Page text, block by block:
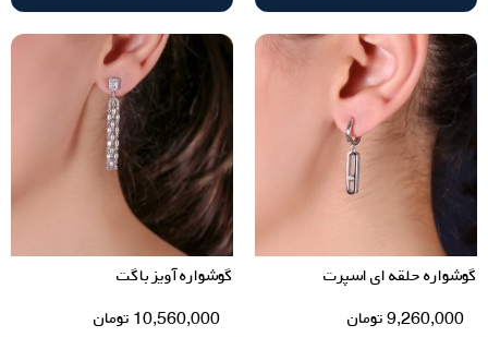
گوشواره حلقه ای اسپرت
9,260,000تومان
گوشواره آویز باگت
10,560,000 تومان